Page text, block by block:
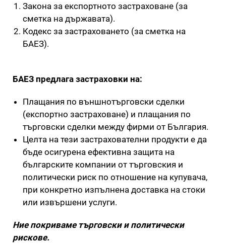
Закона за експортното застраховане (за
сметка на държавата).
Кодекс за застраховането (за сметка на
БАЕЗ).
БАЕЗ предлага застраховки на:
Плащания по външнотърговски сделки
(експортно застраховане) и плащания по
търговски сделки между фирми от България.
Целта на тези застрахователни продукти е да
бъде осигурена ефективна защита на
българските компании от търговския и
политически риск по отношение на купувача,
при конкретно изпълнена доставка на стоки
или извършени услуги.
Ние покриваме търговски и политически
рискове.